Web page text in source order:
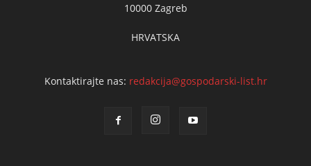
10000 Zagreb
HRVATSKA
Kontaktirajte nas: redakcija@gospodarski-list.hr